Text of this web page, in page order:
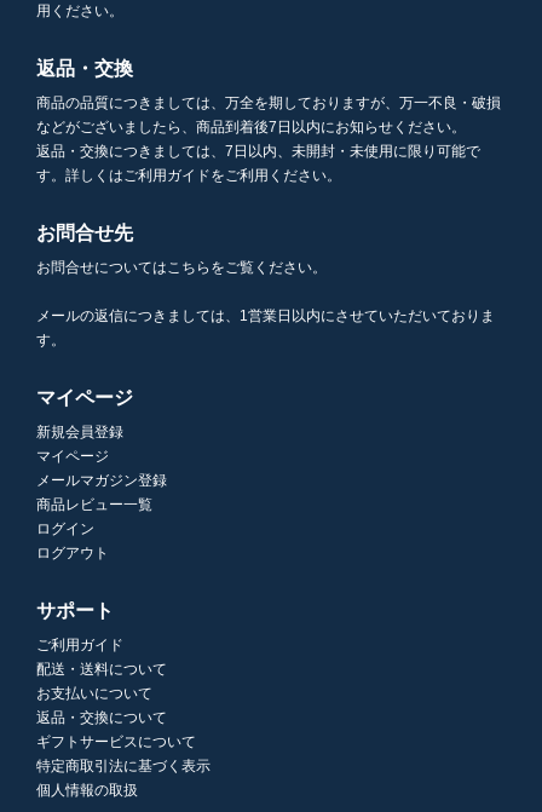
用ください。
返品・交換
商品の品質につきましては、万全を期しておりますが、万一不良・破損
などがございましたら、商品到着後7日以内にお知らせください。
返品・交換につきましては、7日以内、未開封・未使用に限り可能で
す。詳しくはご利用ガイドをご利用ください。
お問合せ先
お問合せについてはこちらをご覧ください。
メールの返信につきましては、1営業日以内にさせていただいておりま
す。
マイページ
新規会員登録
マイページ
メールマガジン登録
商品レビュー一覧
ログイン
ログアウト
サポート
ご利用ガイド
配送・送料について
お支払いについて
返品・交換について
ギフトサービスについて
特定商取引法に基づく表示
個人情報の取扱